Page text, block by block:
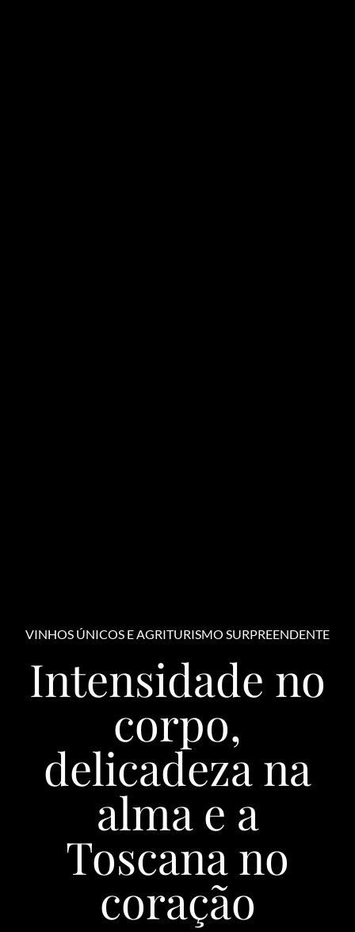
VINHOS ÚNICOS E AGRITURISMO SURPREENDENTE
Intensidade no
corpo,
delicadeza na
alma e a
Toscana no
coração